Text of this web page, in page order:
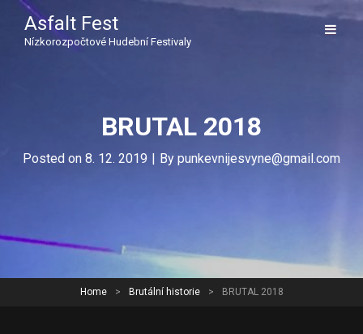
Asfalt Fest
Nízkorozpočtové Hudební Festivaly
BRUTAL 2018
Posted on 8. 12. 2019 | By Byline
punkevnijesvyne@gmail.com
Home > Brutální historie > BRUTAL 2018